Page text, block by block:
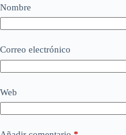
Nombre
Correo electrónico
Web